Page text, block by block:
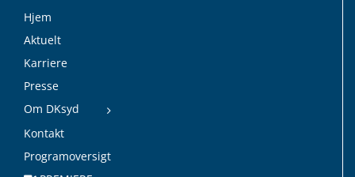
Hjem
Aktuelt
Karriere
Presse
Om DKsyd
Kontakt
Programoversigt